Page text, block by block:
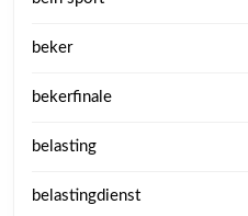
beker
bekerfinale
belasting
belastingdienst